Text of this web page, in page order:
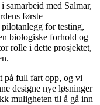
i samarbeid med Salmar,
første
for testing,
biologiske forhold og
rolle i dette prosjektet,
på full fart opp, og vi
designe nye løsninger
muligheten til å gå inn